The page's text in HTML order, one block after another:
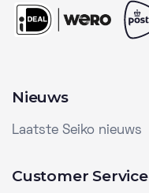
Nieuws
Laatste Seiko nieuws
Customer Service